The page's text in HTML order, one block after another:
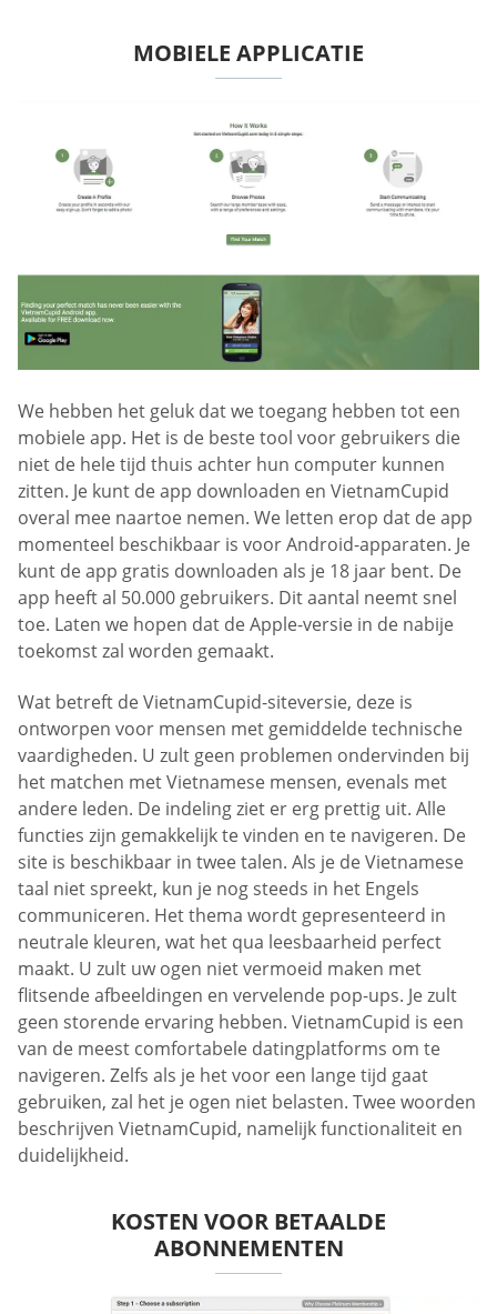
MOBIELE APPLICATIE
We hebben het geluk dat we toegang hebben tot een
mobiele app. Het is de beste tool voor gebruikers die
niet de hele tijd thuis achter hun computer kunnen
zitten. Je kunt de app downloaden en VietnamCupid
overal mee naartoe nemen. We letten erop dat de app
momenteel beschikbaar is voor Android-apparaten. Je
kunt de app gratis downloaden als je 18 jaar bent. De
app heeft al 50.000 gebruikers. Dit aantal neemt snel
toe. Laten we hopen dat de Apple-versie in de nabije
toekomst zal worden gemaakt.
Wat betreft de VietnamCupid-siteversie, deze is
ontworpen voor mensen met gemiddelde technische
vaardigheden. U zult geen problemen ondervinden bij
het matchen met Vietnamese mensen, evenals met
andere leden. De indeling ziet er erg prettig uit. Alle
functies zijn gemakkelijk te vinden en te navigeren. De
site is beschikbaar in twee talen. Als je de Vietnamese
taal niet spreekt, kun je nog steeds in het Engels
communiceren. Het thema wordt gepresenteerd in
neutrale kleuren, wat het qua leesbaarheid perfect
maakt. U zult uw ogen niet vermoeid maken met
flitsende afbeeldingen en vervelende pop-ups. Je zult
geen storende ervaring hebben. VietnamCupid is een
van de meest comfortabele datingplatforms om te
navigeren. Zelfs als je het voor een lange tijd gaat
gebruiken, zal het je ogen niet belasten. Twee woorden
beschrijven VietnamCupid, namelijk functionaliteit en
duidelijkheid.
KOSTEN VOOR BETAALDE
ABONNEMENTEN